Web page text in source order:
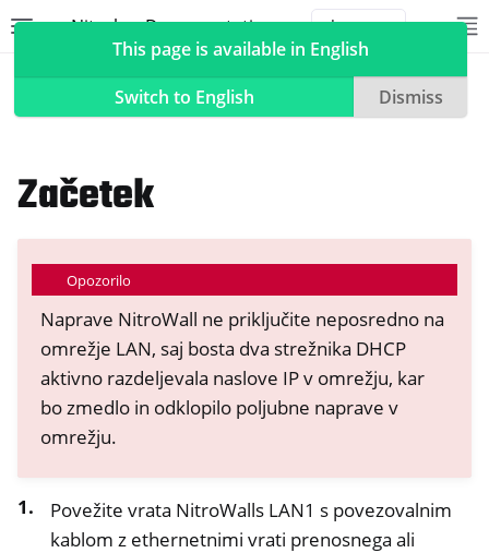
Nitrokey Documentation
navigation of Nitrokeys
navigation of NitroPad, NitroPC
navigation of NitroPhone, NitroTablet
navigation of NextBox
navigation of NetHSM
navigation of NitroWall
navigation of NitroWall NW750
navigation of Programska oprema
NitroWall
Začetek
Opozorilo
Naprave NitroWall ne priključite neposredno na
omrežje LAN, saj bosta dva strežnika DHCP
aktivno razdeljevala naslove IP v omrežju, kar
bo zmedlo in odklopilo poljubne naprave v
omrežju.
Povežite vrata NitroWalls LAN1 s povezovalnim
kablom z ethernetnimi vrati prenosnega ali
This page is available in English
Switch to English
Dismiss